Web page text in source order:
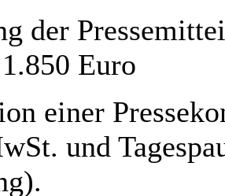
der
Euro
einer
und